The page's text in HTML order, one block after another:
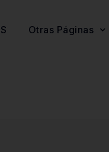
Otras Páginas